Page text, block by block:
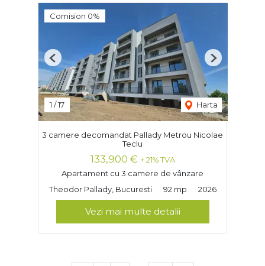
Comision 0%
1 /17 Harta
Previous Next
3 camere decomandat Pallady Metrou Nicolae
Teclu
133,900 € + 21% TVA
Apartament cu 3 camere de vânzare
Theodor Pallady, Bucuresti
92 mp 2026
Vezi mai multe detalii